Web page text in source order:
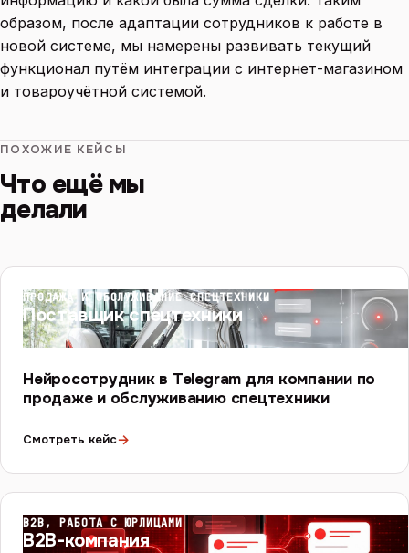
образом, после адаптации сотрудников к работе в
новой системе, мы намерены развивать текущий
функционал путём интеграции с интернет-магазином
и товароучётной системой.
ПОХОЖИЕ КЕЙСЫ
Что ещё мы
делали
ПРОДАЖА И ОБСЛУЖИВАНИЕ СПЕЦТЕХНИКИ
Поставщик спецтехники
Нейросотрудник в Telegram для компании по
продаже и обслуживанию спецтехники
Смотреть кейс→
B2B, РАБОТА С ЮРЛИЦАМИ
B2B-компания